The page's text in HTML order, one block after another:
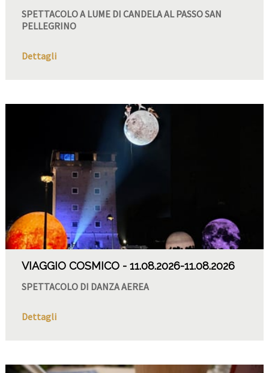
SPETTACOLO A LUME DI CANDELA AL PASSO SAN
PELLEGRINO
Dettagli
VIAGGIO COSMICO 11.08.2026-11.08.2026
SPETTACOLO DI DANZA AEREA
Dettagli